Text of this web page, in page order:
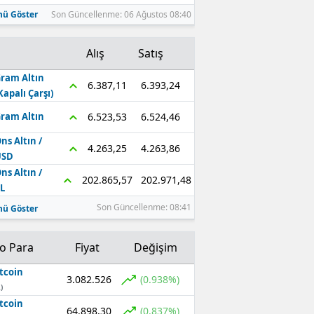
Göster Son Güncellenme: 06 Ağustos 08:40
Alış Satış
Altın
Çarşı)
6.387,11 6.393,24
Altın 6.523,53 6.524,46
Altın /
4.263,25 4.263,86
Altın /
202.865,57 202.971,48
Göster Son Güncellenme: 08:41
Para Fiyat Değişim
3.082.526 (0.938%)
64.898,30 (0.837%)